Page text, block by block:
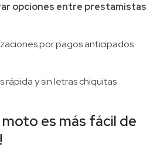
opciones entre prestamistas
por pagos anticipados
rápida y sin letras chiquitas
moto es más fácil de